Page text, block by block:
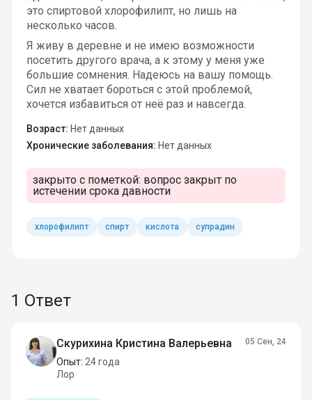
это спиртовой хлорофилипт, но лишь на
несколько часов.
Я живу в деревне и не имею возможности
посетить другого врача, а к этому у меня уже
большие сомнения. Надеюсь на вашу помощь.
Сил не хватает бороться с этой проблемой,
хочется избавиться от неё раз и навсегда.
Возраст: Нет данных
Хронические заболевания: Нет данных
закрыто с пометкой: вопрос закрыт по
истечении срока давности
хлорофилипт спирт кислота супрадин
1 Ответ
Скурихина Кристина Валерьевна
Опыт: 24 года
Лор
05 Сен, 24